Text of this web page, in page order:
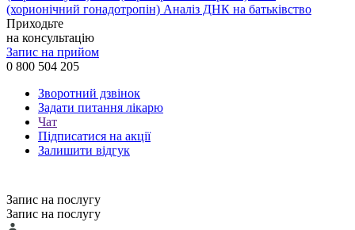
(хорионічний гонадотропін) Аналіз ДНК на батьківство
Приходьте
на консультацію
Запис на прийом
0 800 504 205
Зворотний дзвінок
Задати питання лікарю
Чат
Підписатися на акції
Залишити відгук
Запис на послугу
Запис на послугу